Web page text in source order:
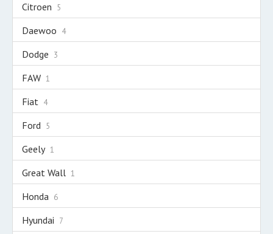
Citroen 5
Daewoo 4
Dodge 3
FAW 1
Fiat 4
Ford 5
Geely 1
Great Wall 1
Honda 6
Hyundai 7